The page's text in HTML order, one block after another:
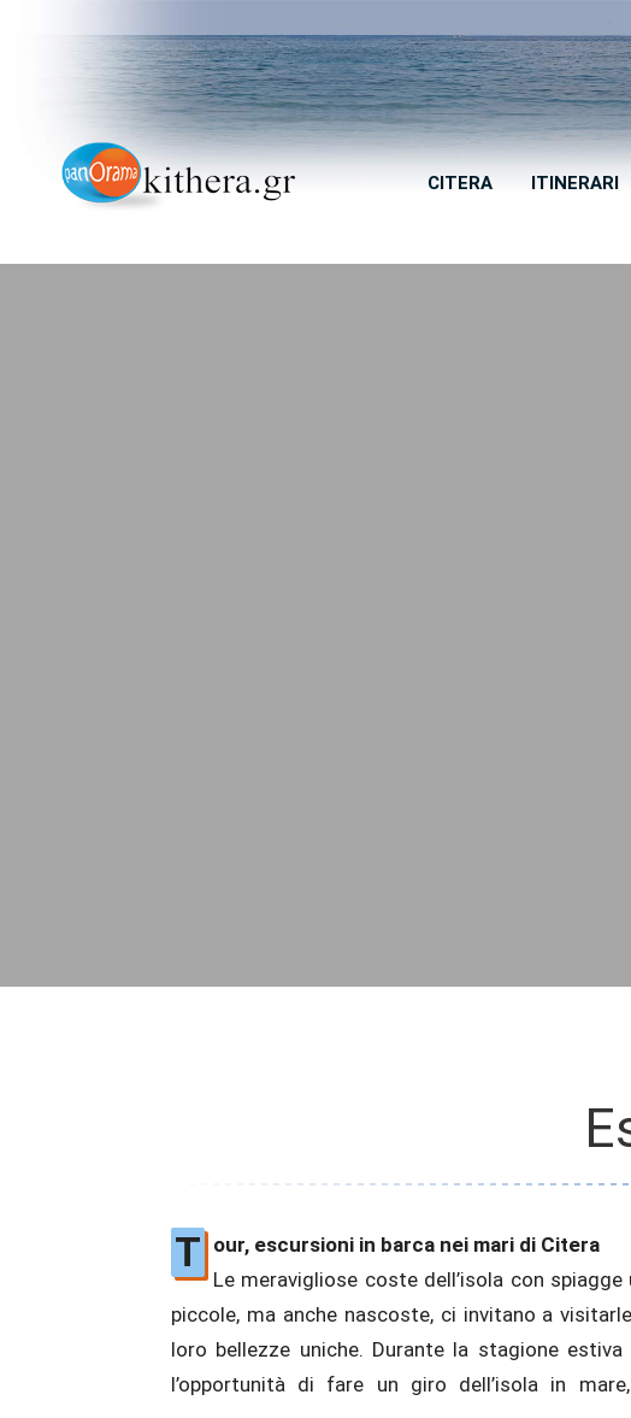
CITERA ITINERARI
T our, escursioni in barca nei mari di Citera
Le meravigliose coste dell’isola con spiagge
piccole, ma anche nascoste, ci invitano a
loro bellezze uniche. Durante la stagione
l’opportunità di fare un giro dell’isola in
un’escursione di un’intera giornata alle
Qualunque cosa tu scelga, ti regalerà